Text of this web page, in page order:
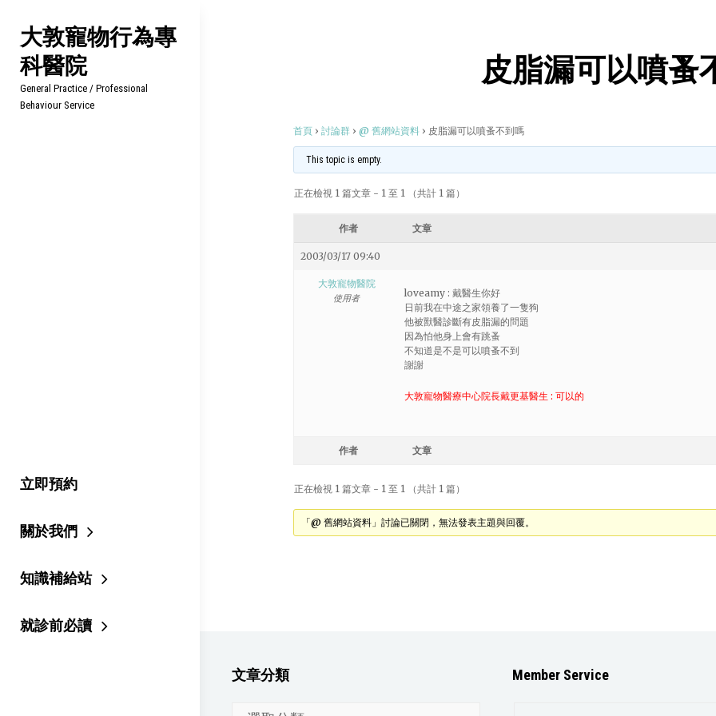
content
大敦寵物行為專
科醫院
General Practice / Professional
Behaviour Service
立即預約
關於我們
知識補給站
就診前必讀
皮脂漏可以噴蚤
首頁 › 討論群 › @ 舊網站資料 › 皮脂漏可以噴蚤不到嗎
This topic is empty.
正在檢視 1 篇文章 - 1 至 1 （共計 1 篇）
作者 文章
2003/03/17 09:40
大敦寵物醫院
使用者
loveamy : 戴醫生你好
日前我在中途之家領養了一隻狗
他被獸醫診斷有皮脂漏的問題
因為怕他身上會有跳蚤
不知道是不是可以噴蚤不到
謝謝
大敦寵物醫療中心院長戴更基醫生 : 可以的
作者 文章
正在檢視 1 篇文章 - 1 至 1 （共計 1 篇）
「@ 舊網站資料」討論已關閉，無法發表主題與回覆。
文章分類 Member Service